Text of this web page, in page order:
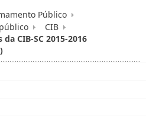
Público
CIB
CIB-SC 2015-2016